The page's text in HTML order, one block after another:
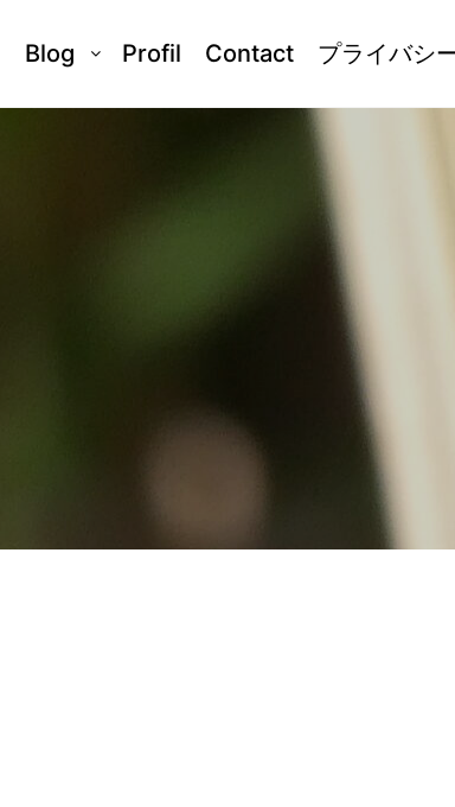
Blog Profil Contact プライバシ